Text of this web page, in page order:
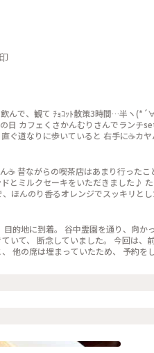
いて、飲んで〜 ☀️晴れて暑かっ
日 カフェくさかんむりさんでランチ
ぐ道なりに歩いていると 右手に☕️カ
り過ぎていたというミス💧 計1.6km歩
と思っていた 「カヤバ珈琲」さんの
ーエールを頂くことが多いのですが
ラッと過った様な(● ˃̶͈̀ロ˂̶͈́)੭ꠥ⁾⁾ そのお
カメラ旅 #今年は旗を立てたところへ
☕️ 昔ながらの喫茶店はあまり行った
とミルクセーキをいただきました♪
ほんのり香るオレンジでスッキリと
ルクセーキ #カヤバ珈琲 #上野 #ヒー
回は、前日に、 ８：３０に、ネットで予約。 店内
他の席は埋まっていたため、 予約をし
レッシュジュースか、 本日のスープ
ンという、 コーヒーとココアを合わ